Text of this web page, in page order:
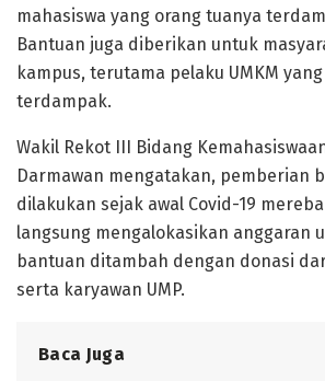
mahasiswa yang orang tuanya
Bantuan juga diberikan untuk
kampus, terutama pelaku UMKM
terdampak.
Wakil Rekot III Bidang
Darmawan mengatakan, pemberian
dilakukan sejak awal Covid-19
langsung mengalokasikan anggaran
bantuan ditambah dengan donasi
serta karyawan UMP.
Baca Juga